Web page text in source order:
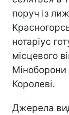
поруч із
нотаріус
місцевого
Королеві.
Джерела